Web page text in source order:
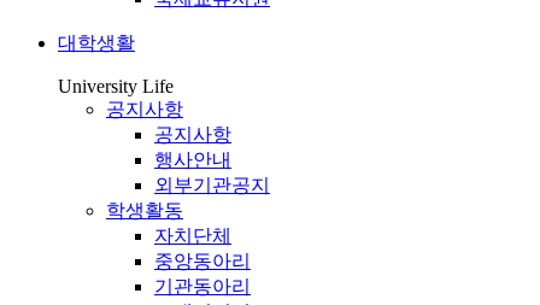
대학생활
University Life
공지사항
공지사항
행사안내
외부기관공지
학생활동
자치단체
중앙동아리
기관동아리